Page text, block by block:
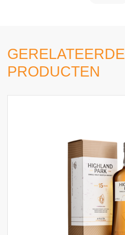
GERELATEERDE
PRODUCTEN